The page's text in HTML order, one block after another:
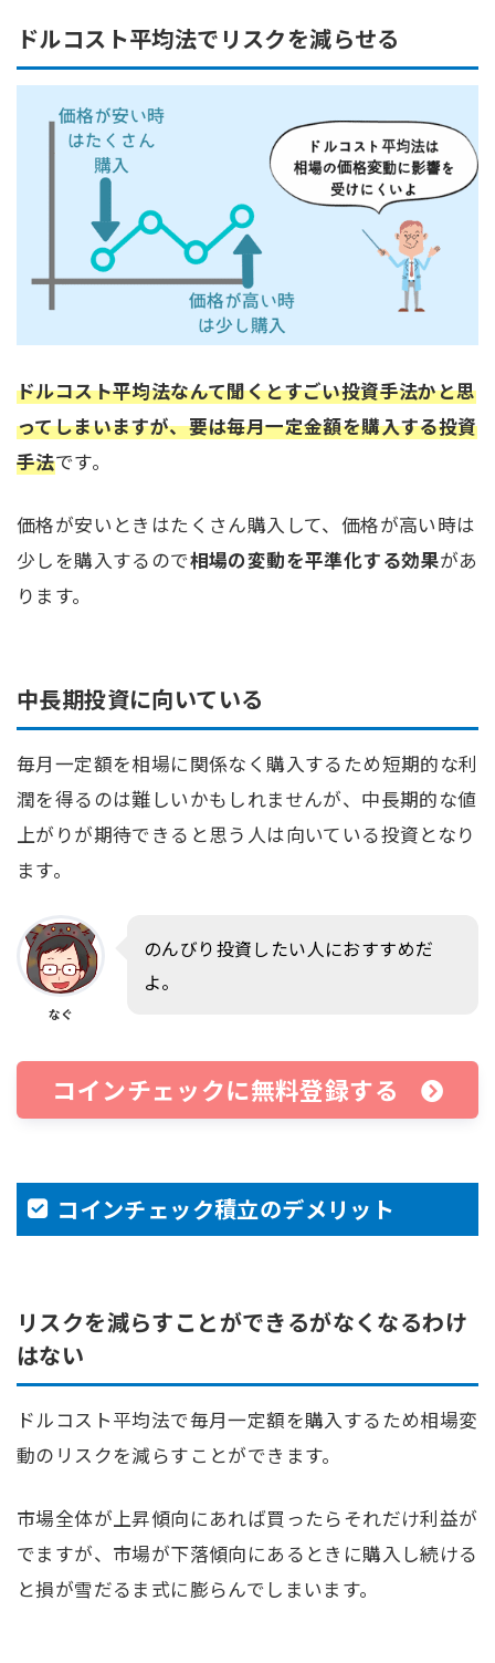
ドルコスト平均法でリスクを減らせる
ドルコスト平均法なんて聞くとすごい投資手法かと思
ってしまいますが、要は毎月一定金額を購入する投資
手法です。
価格が安いときはたくさん購入して、価格が高い時は
少しを購入するので相場の変動を平準化する効果があ
ります。
中長期投資に向いている
毎月一定額を相場に関係なく購入するため短期的な利
潤を得るのは難しいかもしれませんが、中長期的な値
上がりが期待できると思う人は向いている投資となり
ます。
なぐ
のんびり投資したい人におすすめだ
よ。
コインチェックに無料登録する
コインチェック積立のデメリット
リスクを減らすことができるがなくなるわけ
はない
ドルコスト平均法で毎月一定額を購入するため相場変
動のリスクを減らすことができます。
市場全体が上昇傾向にあれば買ったらそれだけ利益が
でますが、市場が下落傾向にあるときに購入し続ける
と損が雪だるま式に膨らんでしまいます。